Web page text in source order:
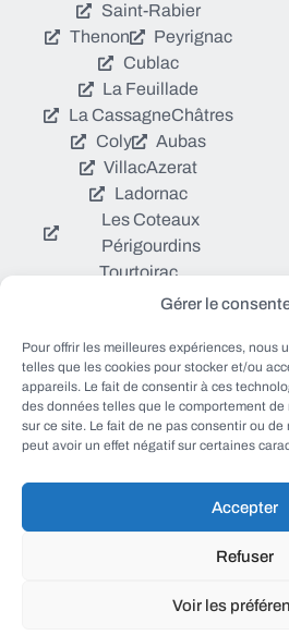
Gérer le
Pour offrir les meilleures expériences, nous
telles que les cookies pour stocker et/ou
appareils. Le fait de consentir à ces
des données telles que le comportement
sur ce site. Le fait de ne pas consentir ou
peut avoir un effet négatif sur certaines
Accepter
Refuser
Voir les
Saint-Rabier
Thenon
Peyrignac
Cublac
La Feuillade
La CassagneChâtres
Coly
Aubas
VillacAzerat
Ladornac
Les Coteaux
Périgourdins
Tourtoirac
© EWANEWS tous droits
réservés
https://ewanews.com/fee
d/